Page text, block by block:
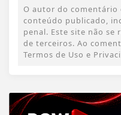
O autor do comentário
conteúdo publicado,
penal. Este site não se
de terceiros. Ao
Termos de Uso e